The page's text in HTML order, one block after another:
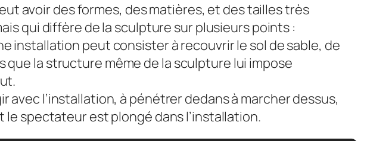
avoir des formes, des matières, et des tailles très
qui diffère de la sculpture sur plusieurs points :
installation peut consister à recouvrir le sol de sable, de
la structure même de la sculpture lui impose
avec l’installation, à pénétrer dedans à marcher dessus,
spectateur est plongé dans l’installation.